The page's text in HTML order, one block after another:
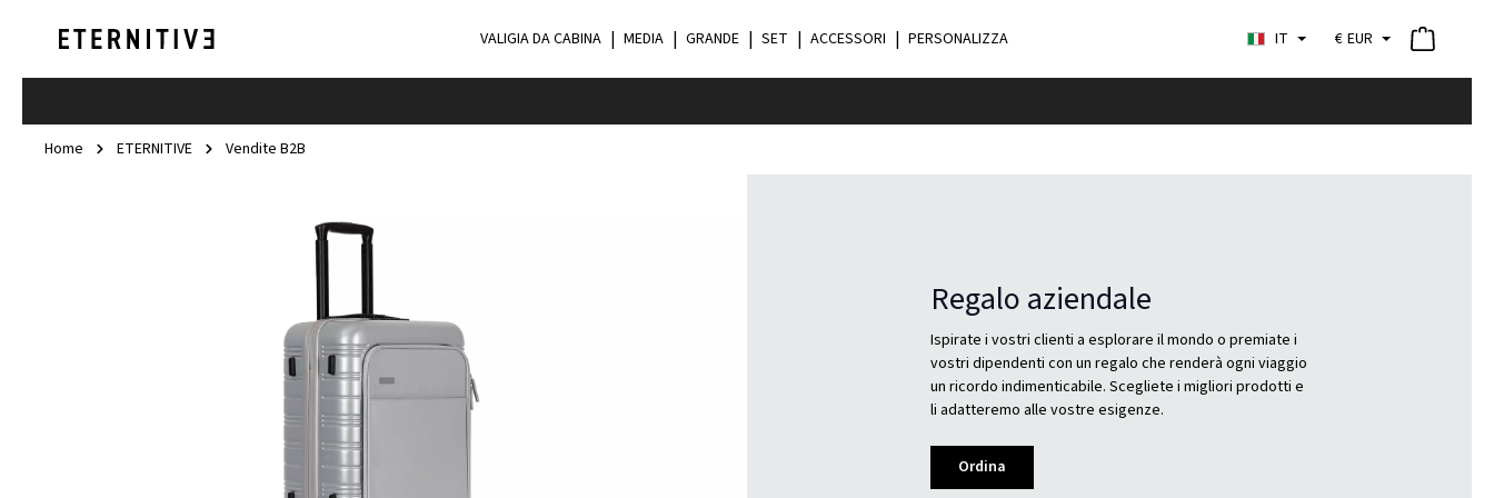
VALIGIA DA CABINA MEDIA GRANDE SET ACCESSORI PERSONALIZZA IT € EUR
Home ETERNITIVE Vendite B2B
Regalo aziendale
Ispirate i vostri clienti a esplorare il mondo o premiate i
vostri dipendenti con un regalo che renderà ogni viaggio
un ricordo indimenticabile. Scegliete i migliori prodotti e
li adatteremo alle vostre esigenze.
Ordina